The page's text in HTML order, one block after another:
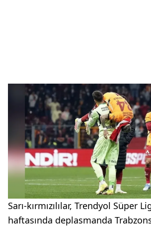
Sarı-kırmızılılar, Trendyol Süper
haftasında deplasmanda